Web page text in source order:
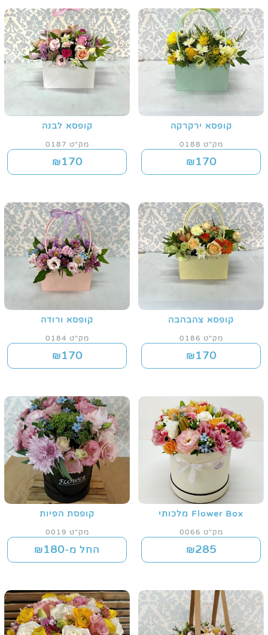
קופסא ירקרקה
מק"ט 0188
₪170
קופסא לבנה
מק"ט 0187
₪170
קופסא צהבהבה
מק"ט 0186
₪170
קופסא ורודה
מק"ט 0184
₪170
Flower Box מלכותי
מק"ט 0066
₪285
קופסת הפיות
מק"ט 0019
החל מ-₪180